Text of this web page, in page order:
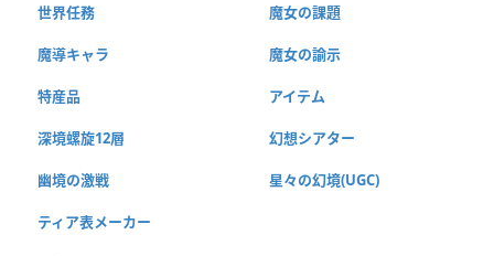
世界任務 魔女の課題
魔導キャラ 魔女の諭示
特産品 アイテム
深境螺旋12層 幻想シアター
幽境の激戦 星々の幻境(UGC)
ティア表メーカー